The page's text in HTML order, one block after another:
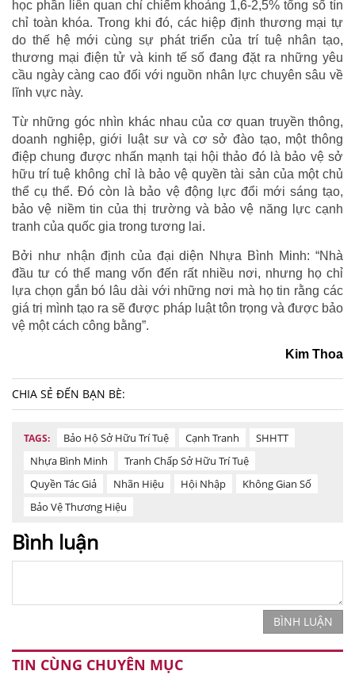
học phần liên quan chỉ chiếm khoảng 1,6-2,5% tổng số tín
chỉ toàn khóa. Trong khi đó, các hiệp định thương mại tự
do thế hệ mới cùng sự phát triển của trí tuệ nhân tạo,
thương mại điện tử và kinh tế số đang đặt ra những yêu
cầu ngày càng cao đối với nguồn nhân lực chuyên sâu về
lĩnh vực này.
Từ những góc nhìn khác nhau của cơ quan truyền thông,
doanh nghiệp, giới luật sư và cơ sở đào tạo, một thông
điệp chung được nhấn mạnh tại hội thảo đó là bảo vệ sở
hữu trí tuệ không chỉ là bảo vệ quyền tài sản của một chủ
thể cụ thể. Đó còn là bảo vệ động lực đổi mới sáng tạo,
bảo vệ niềm tin của thị trường và bảo vệ năng lực cạnh
tranh của quốc gia trong tương lai.
Bởi như nhận định của đại diện Nhựa Bình Minh: “Nhà
đầu tư có thể mang vốn đến rất nhiều nơi, nhưng họ chỉ
lựa chọn gắn bó lâu dài với những nơi mà họ tin rằng các
giá trị mình tạo ra sẽ được pháp luật tôn trọng và được bảo
vệ một cách công bằng”.
Kim Thoa
CHIA SẺ ĐẾN BẠN BÈ:
TAGS: Bảo Hộ Sở Hữu Trí Tuệ Cạnh Tranh
SHHTT
Nhựa Bình Minh
Tranh Chấp Sở Hữu Trí Tuệ
Quyền Tác Giả
Nhãn Hiệu Hội Nhập
Không Gian Số
Bảo Vệ Thương Hiệu
Bình luận
BÌNH LUẬN
TIN CÙNG CHUYÊN MỤC